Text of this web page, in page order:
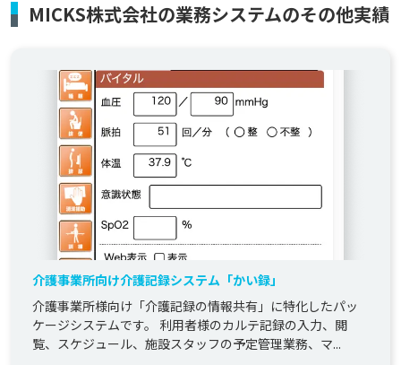
MICKS株式会社の業務システムのその他実績
介護事業所向け介護記録システム「かい録」
介護事業所様向け「介護記録の情報共有」に特化したパッ
ケージシステムです。 利用者様のカルテ記録の入力、閲
覧、スケジュール、施設スタッフの予定管理業務、マ...